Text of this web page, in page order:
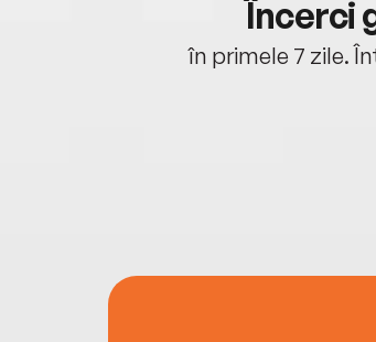
Încerci
în primele 7 zile.